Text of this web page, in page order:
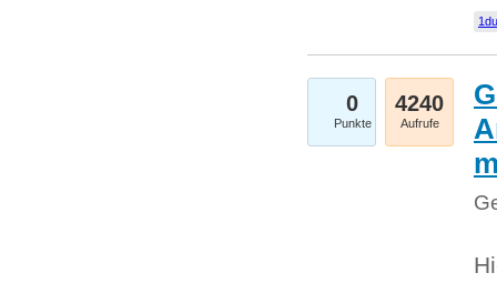
0
Punkte
4240
Aufrufe